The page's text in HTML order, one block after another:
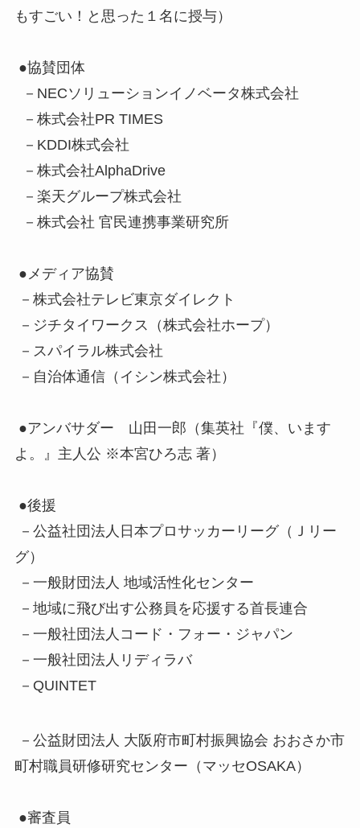
もすごい！と思った１名に授与）
●協賛団体
－NECソリューションイノベータ株式会社
－株式会社PR TIMES
－KDDI株式会社
－株式会社AlphaDrive
－楽天グループ株式会社
－株式会社 官民連携事業研究所
●メディア協賛
－株式会社テレビ東京ダイレクト
－ジチタイワークス（株式会社ホープ）
－スパイラル株式会社
－自治体通信（イシン株式会社）
●アンバサダー 山田一郎（集英社『僕、います
よ。』主人公 ※本宮ひろ志 著）
●後援
－公益社団法人日本プロサッカーリーグ（Ｊリー
グ）
－一般財団法人 地域活性化センター
－地域に飛び出す公務員を応援する首長連合
－一般社団法人コード・フォー・ジャパン
－一般社団法人リディラバ
－QUINTET
－公益財団法人 大阪府市町村振興協会 おおさか市
町村職員研修研究センター（マッセOSAKA）
●審査員